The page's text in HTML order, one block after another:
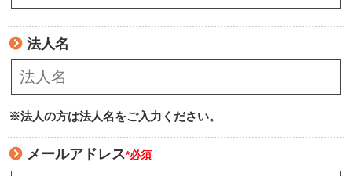
法人名
※法人の方は法人名をご入力ください。
メールアドレス*必須